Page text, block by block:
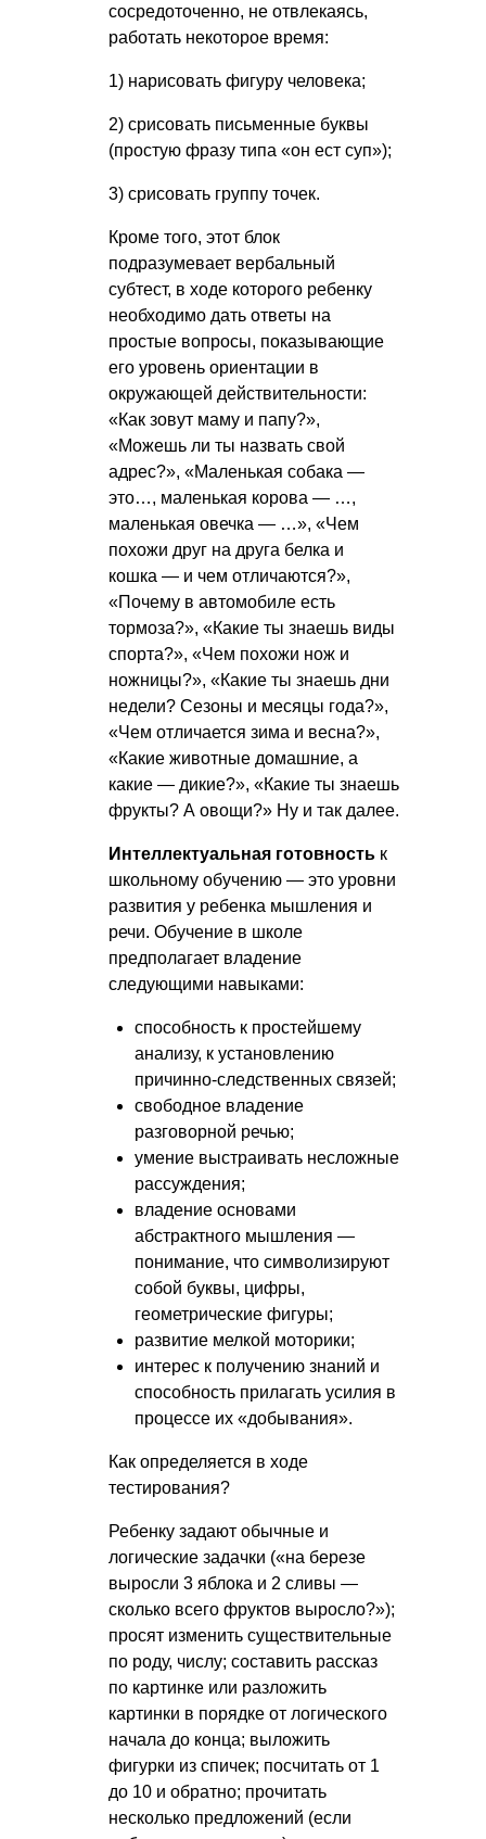
сосредоточенно, не отвлекаясь,
работать некоторое время:
1) нарисовать фигуру человека;
2) срисовать письменные буквы
(простую фразу типа «он ест суп»);
3) срисовать группу точек.
Кроме того, этот блок
подразумевает вербальный
субтест, в ходе которого ребенку
необходимо дать ответы на
простые вопросы, показывающие
его уровень ориентации в
окружающей действительности:
«Как зовут маму и папу?»,
«Можешь ли ты назвать свой
адрес?», «Маленькая собака —
это…, маленькая корова — …,
маленькая овечка — …», «Чем
похожи друг на друга белка и
кошка — и чем отличаются?»,
«Почему в автомобиле есть
тормоза?», «Какие ты знаешь виды
спорта?», «Чем похожи нож и
ножницы?», «Какие ты знаешь дни
недели? Сезоны и месяцы года?»,
«Чем отличается зима и весна?»,
«Какие животные домашние, а
какие — дикие?», «Какие ты знаешь
фрукты? А овощи?» Ну и так далее.
Интеллектуальная готовность к
школьному обучению — это уровни
развития у ребенка мышления и
речи. Обучение в школе
предполагает владение
следующими навыками:
способность к простейшему
анализу, к установлению
причинно-следственных связей;
свободное владение
разговорной речью;
умение выстраивать несложные
рассуждения;
владение основами
абстрактного мышления —
понимание, что символизируют
собой буквы, цифры,
геометрические фигуры;
развитие мелкой моторики;
интерес к получению знаний и
способность прилагать усилия в
процессе их «добывания».
Как определяется в ходе
тестирования?
Ребенку задают обычные и
логические задачки («на березе
выросли 3 яблока и 2 сливы —
сколько всего фруктов выросло?»);
просят изменить существительные
по роду, числу; составить рассказ
по картинке или разложить
картинки в порядке от логического
начала до конца; выложить
фигурки из спичек; посчитать от 1
до 10 и обратно; прочитать
несколько предложений (если